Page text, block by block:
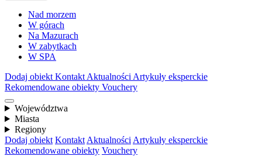
Nad morzem
W górach
Na Mazurach
W zabytkach
W SPA
Dodaj obiekt Kontakt Aktualności Artykuły eksperckie
Rekomendowane obiekty Vouchery
Województwa
Miasta
Regiony
Dodaj obiekt Kontakt Aktualności Artykuły eksperckie
Rekomendowane obiekty Vouchery